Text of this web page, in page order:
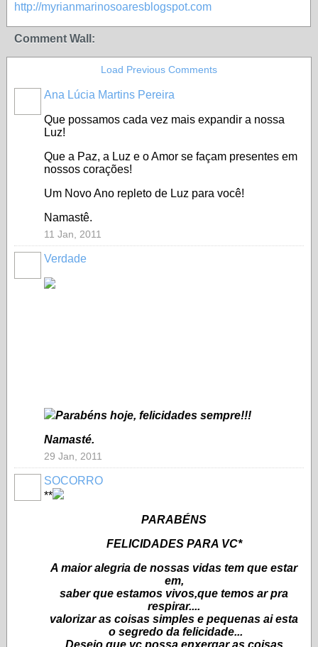
http://myrianmarinosoaresblogspot.com
Comment Wall:
Load Previous Comments
Ana Lúcia Martins Pereira
Que possamos cada vez mais expandir a nossa
Luz!
Que a Paz, a Luz e o Amor se façam presentes em
nossos corações!
Um Novo Ano repleto de Luz para você!
Namastê.
11 Jan, 2011
Verdade
Parabéns hoje, felicidades sempre!!!
Namasté.
29 Jan, 2011
SOCORRO
**
PARABÉNS
FELICIDADES PARA VC*
A maior alegria de nossas vidas tem que estar
em,
saber que estamos vivos,que temos ar pra
respirar....
valorizar as coisas simples e pequenas ai esta
o segredo da felicidade...
Desejo que vc possa enxergar as coisas